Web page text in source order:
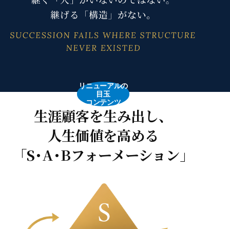
リニューアルの
目玉
コンテンツ
生涯顧客を生み出し、
人生価値を高める
「S･A･Bフォーメーション」